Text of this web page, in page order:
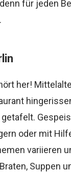
für jeden
her!
oder mit
variieren
Suppen